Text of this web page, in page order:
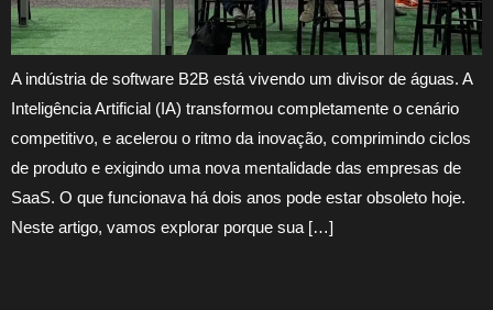
A indústria de software B2B está vivendo um divisor de águas. A
Inteligência Artificial (IA) transformou completamente o cenário
competitivo, e acelerou o ritmo da inovação, comprimindo ciclos
de produto e exigindo uma nova mentalidade das empresas de
SaaS. O que funcionava há dois anos pode estar obsoleto hoje.
Neste artigo, vamos explorar porque sua […]